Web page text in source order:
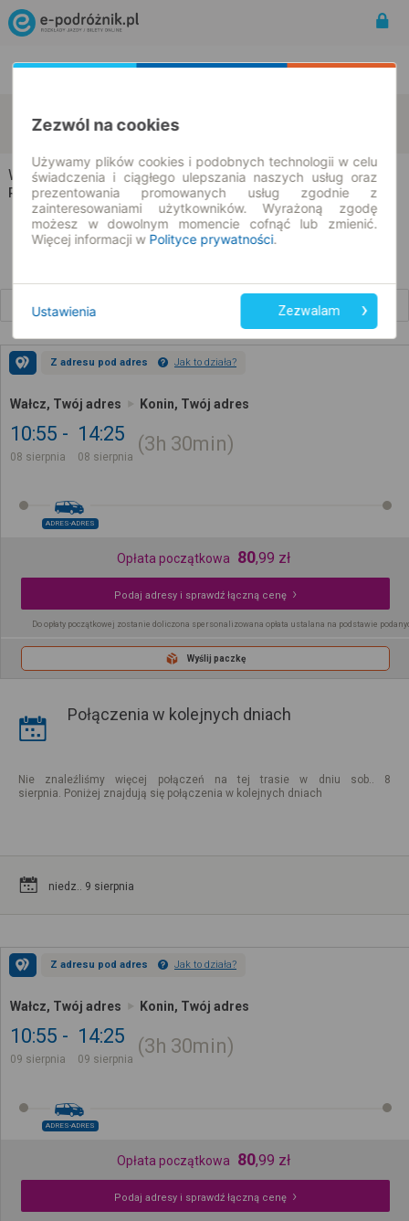
08.08.2026 | -- : --
Wałcz → Konin
Rozkład jazdy i bilety
Z adresu pod adres Jak to działa?
Wałcz, Twój adres Konin, Twój adres
10:55
08 sierpnia
14:25
08 sierpnia
3h 30min
ADRES-ADRES
Opłata początkowa 80,99 zł
Podaj adresy i sprawdź łączną cenę
Do opłaty początkowej zostanie doliczona spersonalizowana opłata ustalana na podstawie
Wyślij paczkę
Połączenia w kolejnych dniach
Nie znaleźliśmy więcej połączeń na tej trasie w dniu sob.. 8
sierpnia. Poniżej znajdują się połączenia w kolejnych dniach
niedz.. 9 sierpnia
Z adresu pod adres Jak to działa?
Wałcz, Twój adres Konin, Twój adres
10:55
09 sierpnia
14:25
09 sierpnia
3h 30min
ADRES-ADRES
Opłata początkowa 80,99 zł
Podaj adresy i sprawdź łączną cenę
Zezwól na cookies
Używamy plików cookies i podobnych technologii w celu
świadczenia i ciągłego ulepszania naszych usług oraz
prezentowania promowanych usług zgodnie z
zainteresowaniami użytkowników. Wyrażoną zgodę
możesz w dowolnym momencie cofnąć lub zmienić.
Więcej informacji w Polityce prywatności.
Ustawienia Zezwalam